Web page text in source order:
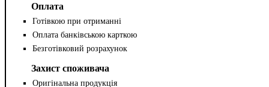
Оплата
Готівкою при отриманні
Оплата банківською карткою
Безготівковий розрахунок
Захист споживача
Оригінальна продукція